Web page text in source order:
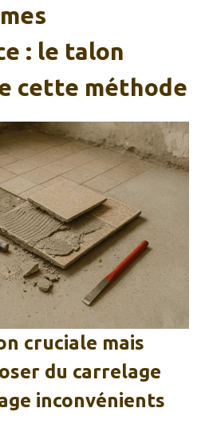
: le talon
cette méthode
cruciale mais
du carrelage
inconvénients